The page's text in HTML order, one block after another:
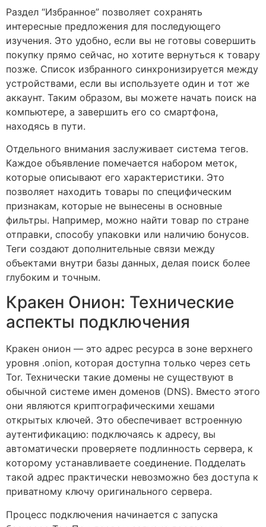
Раздел “Избранное” позволяет сохранять
интересные предложения для последующего
изучения. Это удобно, если вы не готовы совершить
покупку прямо сейчас, но хотите вернуться к товару
позже. Список избранного синхронизируется между
устройствами, если вы используете один и тот же
аккаунт. Таким образом, вы можете начать поиск на
компьютере, а завершить его со смартфона,
находясь в пути.
Отдельного внимания заслуживает система тегов.
Каждое объявление помечается набором меток,
которые описывают его характеристики. Это
позволяет находить товары по специфическим
признакам, которые не вынесены в основные
фильтры. Например, можно найти товар по стране
отправки, способу упаковки или наличию бонусов.
Теги создают дополнительные связи между
объектами внутри базы данных, делая поиск более
глубоким и точным.
Кракен Онион: Технические
аспекты подключения
Кракен онион — это адрес ресурса в зоне верхнего
уровня .onion, которая доступна только через сеть
Tor. Технически такие домены не существуют в
обычной системе имен доменов (DNS). Вместо этого
они являются криптографическими хешами
открытых ключей. Это обеспечивает встроенную
аутентификацию: подключаясь к адресу, вы
автоматически проверяете подлинность сервера, к
которому устанавливаете соединение. Подделать
такой адрес практически невозможно без доступа к
приватному ключу оригинального сервера.
Процесс подключения начинается с запуска